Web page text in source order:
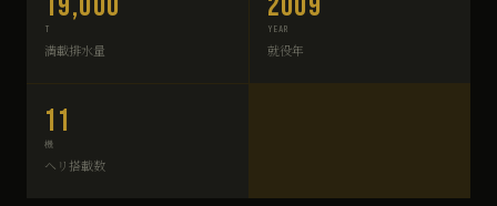
T
満載排水量
YEAR
就役年
11
機
ヘリ搭載数